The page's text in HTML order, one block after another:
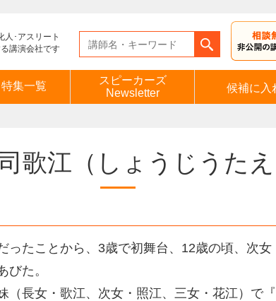
人･アスリート
講演会社です
特集一覧
スピーカーズ
Newsletter
候補に入
歌江 （しょうじうたえ
ったことから、3歳で初舞台、12歳の頃、次
びた。
（長女・歌江、次女・照江、三女・花江）で